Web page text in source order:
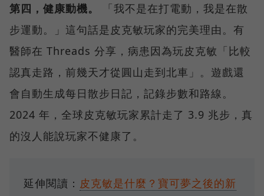
第四，健康動機。
「我不是在打電動，我是在散
步運動。」這句話是皮克敏玩家的完美理由。有
醫師在 Threads 分享，病患因為玩皮克敏「比較
認真走路，前幾天才從圓山走到北車」。遊戲還
會自動生成每日散步日記，記錄步數和路線。
2024 年，全球皮克敏玩家累計走了 3.9 兆步，真
的沒人能說玩家不健康了。
延伸閱讀： 皮克敏是什麼？寶可夢之後的新